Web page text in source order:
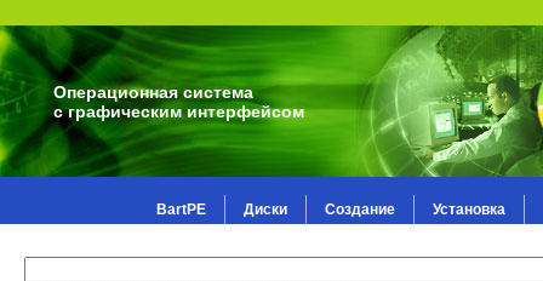
Операционная система
с графическим интерфейсом
BartPE Диски Создание Установка